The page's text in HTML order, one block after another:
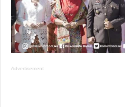
Advertisement